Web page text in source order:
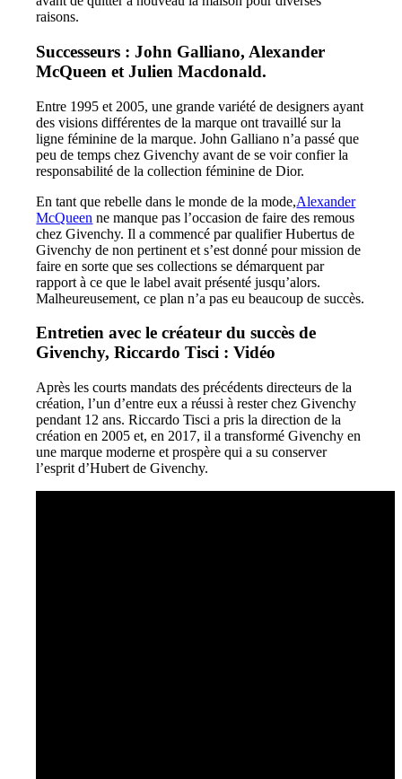
raisons.
Successeurs : John Galliano, Alexander
McQueen et Julien Macdonald.
Entre 1995 et 2005, une grande variété de designers ayant
des visions différentes de la marque ont travaillé sur la
ligne féminine de la marque. John Galliano n’a passé que
peu de temps chez Givenchy avant de se voir confier la
responsabilité de la collection féminine de Dior.
En tant que rebelle dans le monde de la mode,Alexander
McQueen ne manque pas l’occasion de faire des remous
chez Givenchy. Il a commencé par qualifier Hubertus de
Givenchy de non pertinent et s’est donné pour mission de
faire en sorte que ses collections se démarquent par
rapport à ce que le label avait présenté jusqu’alors.
Malheureusement, ce plan n’a pas eu beaucoup de succès.
Entretien avec le créateur du succès de
Givenchy, Riccardo Tisci : Vidéo
Après les courts mandats des précédents directeurs de la
création, l’un d’entre eux a réussi à rester chez Givenchy
pendant 12 ans. Riccardo Tisci a pris la direction de la
création en 2005 et, en 2017, il a transformé Givenchy en
une marque moderne et prospère qui a su conserver
l’esprit d’Hubert de Givenchy.